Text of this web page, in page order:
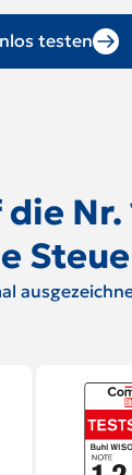
testen
Nr.